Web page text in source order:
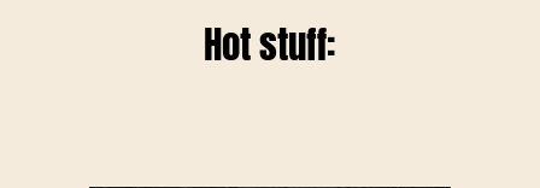
Hot stuff: